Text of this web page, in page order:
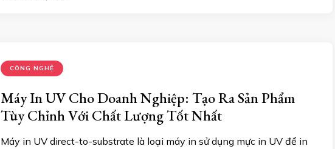
CÔNG NGHỆ
Máy In UV Cho Doanh Nghiệp: Tạo Ra Sản Phẩm
Tùy Chỉnh Với Chất Lượng Tốt Nhất
Máy in UV direct-to-substrate là loại máy in sử dụng mực in UV để in